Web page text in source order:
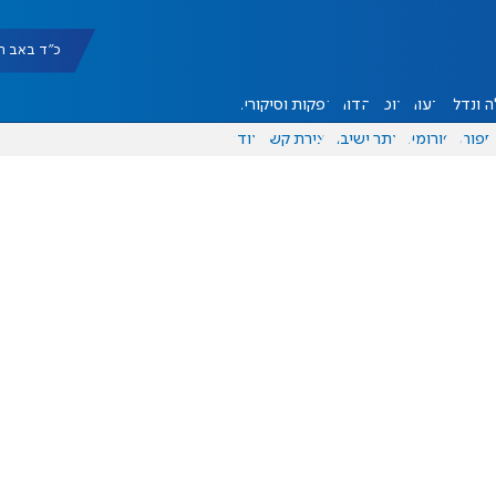
כ"ד באב תשפ"ו
ונדל"ן דעות אוכל יהדות הפקות וסיקורים
ספורט פורומים אתר ישיבה יצירת קשר עוד